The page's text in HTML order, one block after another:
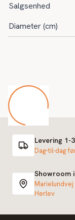
Salgsenhed
Diameter (cm)
Levering 1-
Dag-til-dag
Showroom
Marielundvej
Herlev